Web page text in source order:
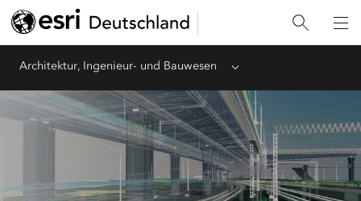
Architektur, Ingenieur- und Bauwesen Menu